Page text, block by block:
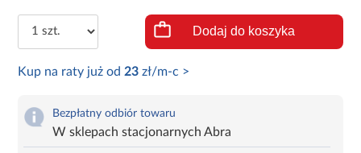
Dodaj do koszyka
Kup na raty już od 23 zł/m-c >
Bezpłatny odbiór towaru
W sklepach stacjonarnych Abra